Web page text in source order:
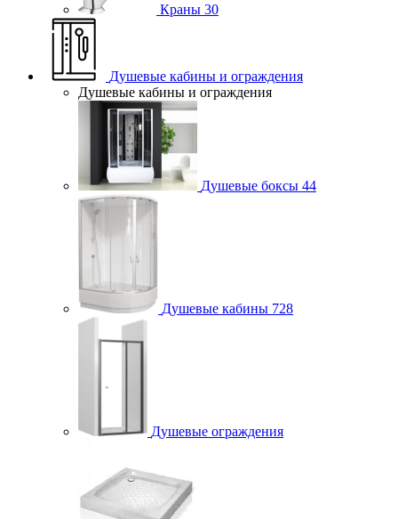
Краны 30
Душевые кабины и ограждения
Душевые кабины и ограждения
Душевые боксы 44
Душевые кабины 728
Душевые ограждения